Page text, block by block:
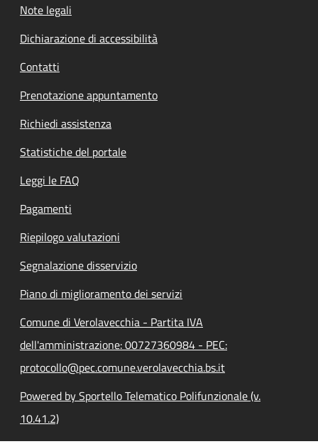
Note legali
Dichiarazione di accessibilità
Contatti
Prenotazione appuntamento
Richiedi assistenza
Statistiche del portale
Leggi le FAQ
Pagamenti
Riepilogo valutazioni
Segnalazione disservizio
Piano di miglioramento dei servizi
Comune di Verolavecchia - Partita IVA
dell'amministrazione: 00727360984 - PEC:
protocollo@pec.comune.verolavecchia.bs.it
Powered by Sportello Telematico Polifunzionale (v.
10.41.2)